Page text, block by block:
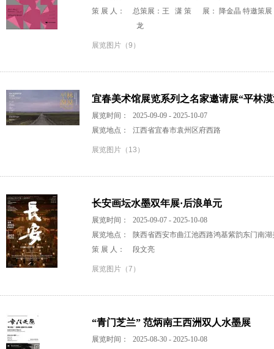
策 展 人：
总策展：王 潇 策 展： 降金晶 特邀策展
龙
展览图片（9）
宜春美术馆展览系列之名家邀请展“平林
展览时间：
2025-09-09 - 2025-10-07
展览地点：
江西省宜春市袁州区府西路
展览图片（13）
长安画坛水墨双年展·后浪单元
展览时间：
2025-09-07 - 2025-10-08
展览地点：
陕西省西安市曲江池西路鸿基紫韵东门南湖
策 展 人：
段文亮
展览图片（7）
“青门芝兰” 范炳南王西洲双人水墨展
展览时间：
2025-08-30 - 2025-10-08